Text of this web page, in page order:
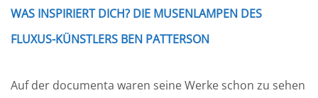
WAS INSPIRIERT DICH? DIE MUSENLAMPEN DES
FLUXUS-KÜNSTLERS BEN PATTERSON
Auf der documenta waren seine Werke schon zu sehen